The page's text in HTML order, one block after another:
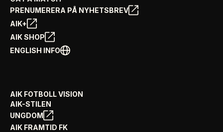
PRENUMERERA PÅ NYHETSBREV
AIK+
AIK SHOP
ENGLISH INFO
AIK FOTBOLL VISION
AIK-STILEN
UNGDOM
AIK FRAMTID FK